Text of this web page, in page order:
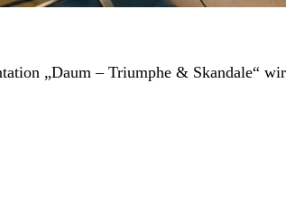
„Daum – Triumphe & Skandale“